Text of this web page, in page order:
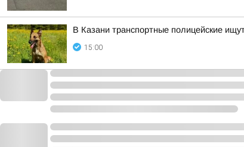
В Казани транспортные полицейские
15:00